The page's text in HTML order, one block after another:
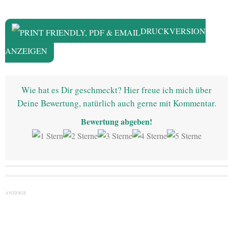
DRUCKVERSION
ANZEIGEN
Wie hat es Dir geschmeckt? Hier freue ich mich über
Deine Bewertung, natürlich auch gerne mit Kommentar.
Bewertung abgeben!
ANZEIGE